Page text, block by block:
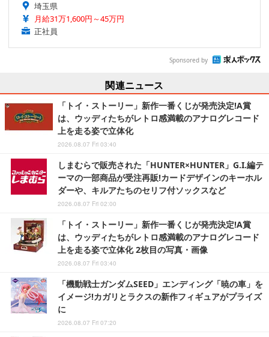
埼玉県
月給31万1,600円～45万円
正社員
Sponsored by
関連ニュース
「トイ・ストーリー」新作一番くじが発売決定!A賞
は、ウッディたちがレトロ感満載のアナログレコード
上を走る姿で立体化
2026.08.07 Fri 03:40
しまむらで販売された「HUNTER×HUNTER」G.I.編テ
ーマの一部商品が受注再販!カードデザインのキーホル
ダーや、キルアたちのセリフ付ソックスなど
2026.08.07 Fri 02:00
「トイ・ストーリー」新作一番くじが発売決定!A賞
は、ウッディたちがレトロ感満載のアナログレコード
上を走る姿で立体化 2枚目の写真・画像
2026.08.07 Fri 03:40
「機動戦士ガンダムSEED」エンディング「暁の車」を
イメージ!カガリとラクスの新作フィギュアがプライズ
に
2026.08.07 Fri 07:20